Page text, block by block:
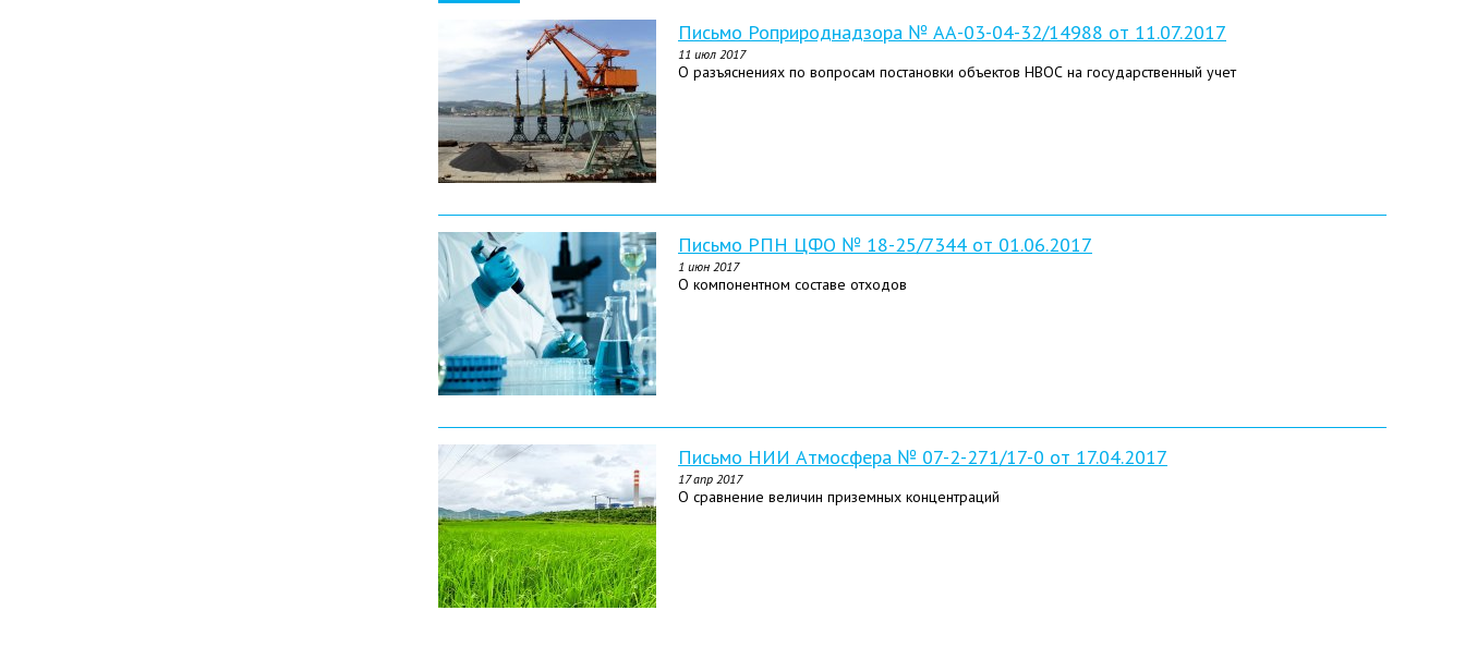
Письмо Роприроднадзора № АА-03-04-32/14988 от 11.07.2017
11 июл 2017
О разъяснениях по вопросам постановки объектов НВОС на государственный учет
Письмо РПН ЦФО № 18-25/7344 от 01.06.2017
1 июн 2017
О компонентном составе отходов
Письмо НИИ Атмосфера № 07-2-271/17-0 от 17.04.2017
17 апр 2017
О сравнение величин приземных концентраций